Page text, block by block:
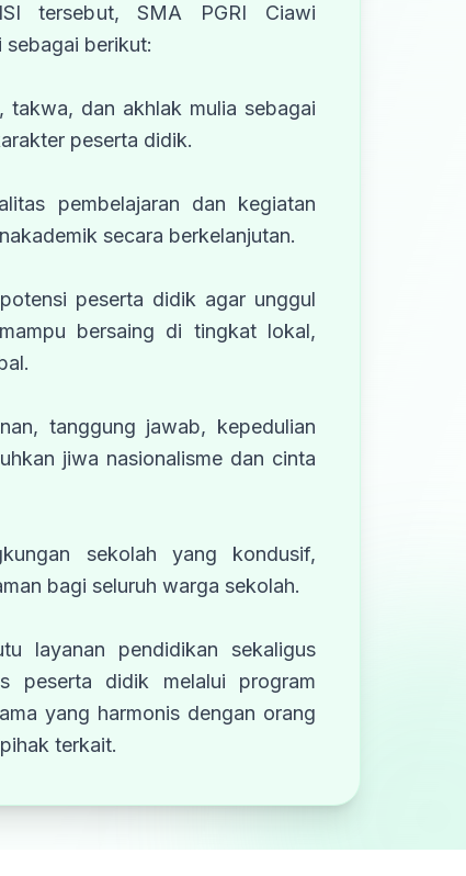
tersebut, SMA PGRI Ciawi
sebagai berikut:
takwa, dan akhlak mulia sebagai
peserta didik.
pembelajaran dan kegiatan
secara berkelanjutan.
peserta didik agar unggul
bersaing di tingkat lokal,
tanggung jawab, kepedulian
jiwa nasionalisme dan cinta
sekolah yang kondusif,
bagi seluruh warga sekolah.
layanan pendidikan sekaligus
peserta didik melalui program
yang harmonis dengan orang
terkait.